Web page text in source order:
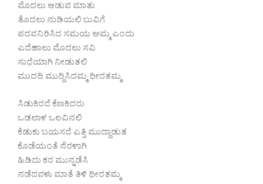
ಮೊದಲು ಆಡುವ ಮಾತು
ತೊದಲು ನುಡಿಯಲಿ ಬುವಿಗೆ
ಪದವನಿರಿಸಿದ ಸಮಯ ಅಮ್ಮ ಎಂದು
ಎದೆಹಾಲು ಮೊದಲು ಸವಿ
ಸುಧೆಯಾಗಿ ನೀಡುತಲಿ
ಮುದದಿ ಮುದ್ದಿಸಿದಮ್ಮ ಧೀರತಮ್ಮ
ಸಿಡುಕಿರದೆ ಕೆಣಕಿದರು
ಒಡಲಾಳ ಒಲವಿನಲಿ
ಕೆಡುಕು ಬಯಸದೆ ಎತ್ತಿ ಮುದ್ದಾಡುತ
ಕೊಡೆಯಂತೆ ನೆರಳಾಗಿ
ಹಿಡಿದು ಕರ ಮುನ್ನಡೆಸಿ
ನಡೆದವಳು ಮಾತೆ ತಿಳಿ ಧೀರತಮ್ಮ